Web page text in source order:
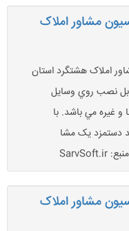
مشاور املاک
املاک هشتگرد استان
نصب روي وسايل
غيره مي باشد. با
دستمزد يک مشا
منبع: SarvSoft.ir
مشاور املاک